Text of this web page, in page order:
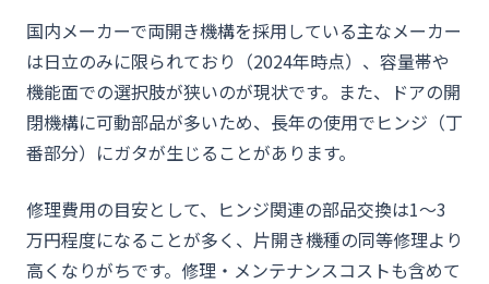
国内メーカーで両開き機構を採用している主なメーカー
は日立のみに限られており（2024年時点）、容量帯や
機能面での選択肢が狭いのが現状です。また、ドアの開
閉機構に可動部品が多いため、長年の使用でヒンジ（丁
番部分）にガタが生じることがあります。
修理費用の目安として、ヒンジ関連の部品交換は1〜3
万円程度になることが多く、片開き機種の同等修理より
高くなりがちです。修理・メンテナンスコストも含めて